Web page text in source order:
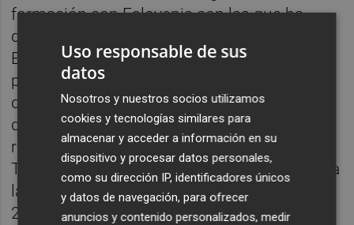
formación con Eslovenia con las que ha
disputado dos Europeos U16 y en un
Europeo U20, está empezando a tener
presencia con la selección absoluta, pues
disputó el clasificatorio para el Eurobasket
de 2023, en el que promedió 9,2 puntos, 5
rebotes y 13,5 de valoración en 6 partidos.
También fue convocada para la ventana para
la clasificación del próximo Eurobasket de
2025.
Uso responsable de sus
datos
Nosotros y nuestros socios utilizamos
cookies y tecnologías similares para
almacenar y acceder a información en su
dispositivo y procesar datos personales,
como su dirección IP, identificadores únicos
y datos de navegación, para ofrecer
anuncios y contenido personalizados, medir